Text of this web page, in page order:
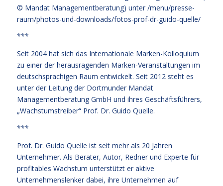
© Mandat Managementberatung) unter /menu/presse-
raum/photos-und-downloads/fotos-prof-dr-guido-quelle/
***
Seit 2004 hat sich das Internationale Marken-Kolloquium
zu einer der herausragenden Marken-Veranstaltungen im
deutschsprachigen Raum entwickelt. Seit 2012 steht es
unter der Leitung der Dortmunder Mandat
Managementberatung GmbH und ihres Geschäftsführers,
„Wachstumstreiber“ Prof. Dr. Guido Quelle.
***
Prof. Dr. Guido Quelle ist seit mehr als 20 Jahren
Unternehmer. Als Berater, Autor, Redner und Experte für
profitables Wachstum unterstützt er aktive
Unternehmenslenker dabei, ihre Unternehmen auf